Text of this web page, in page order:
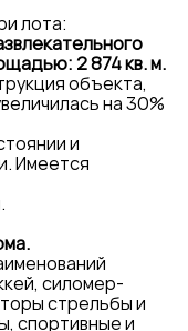
лота:
2 874 кв. м.
объекта,
на 30%
и
Имеется
силомер-
стрельбы и
спортивные и